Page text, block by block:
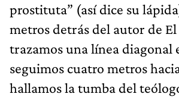
prostituta” (así dice su
metros detrás del autor de El
trazamos una línea diagonal
seguimos cuatro metros
hallamos la tumba del